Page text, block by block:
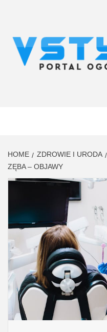
HOME ZDROWIE I URODA
ZĘBA – OBJAWY